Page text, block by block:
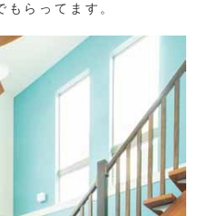
らってます。